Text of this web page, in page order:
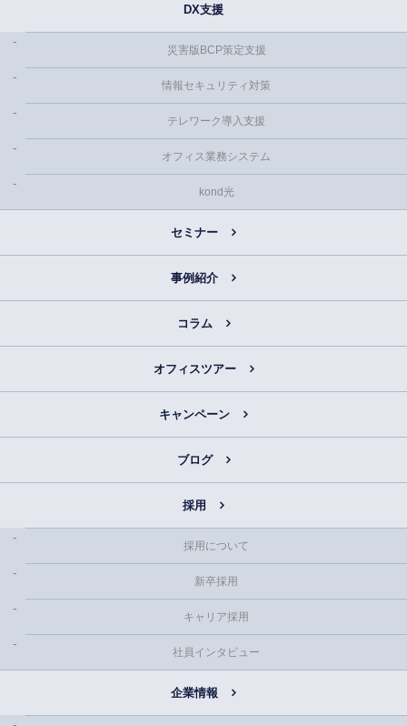
DX支援
災害版BCP策定支援
情報セキュリティ対策
テレワーク導入支援
オフィス業務システム
kond光
セミナー
事例紹介
コラム
オフィスツアー
キャンペーン
ブログ
採用
採用について
新卒採用
キャリア採用
社員インタビュー
企業情報